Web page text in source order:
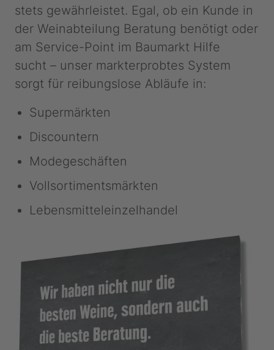
stets gewährleistet. Egal, ob ein Kunde in
der Weinabteilung Beratung benötigt oder
am Service-Point im Baumarkt Hilfe
sucht – unser markterprobtes System
sorgt für reibungslose Abläufe in:
Supermärkten
Discountern
Modegeschäften
Vollsortimentsmärkten
Lebensmitteleinzelhandel